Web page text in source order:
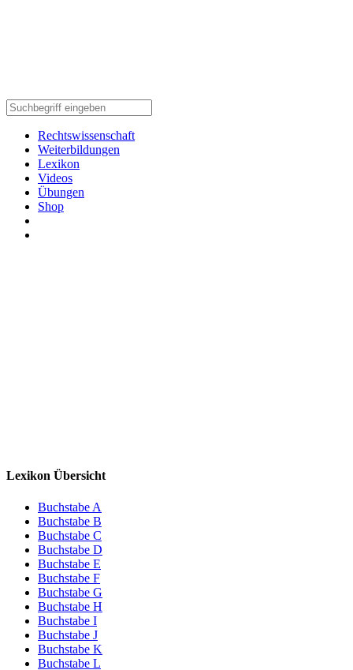
Rechtswissenschaft
Weiterbildungen
Lexikon
Videos
Übungen
Shop
Lexikon Übersicht
Buchstabe A
Buchstabe B
Buchstabe C
Buchstabe D
Buchstabe E
Buchstabe F
Buchstabe G
Buchstabe H
Buchstabe I
Buchstabe J
Buchstabe K
Buchstabe L